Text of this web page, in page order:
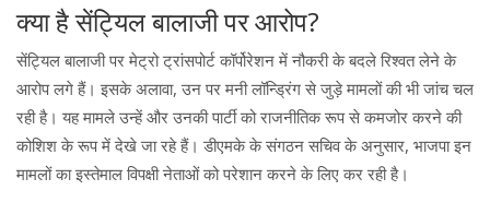
क्या है सेंट्यिल बालाजी पर आरोप?
सेंट्यिल बालाजी पर मेट्रो ट्रांसपोर्ट कॉर्पोरेशन में नौकरी के बदले रिश्वत लेने के
आरोप लगे हैं। इसके अलावा, उन पर मनी लॉन्ड्रिंग से जुड़े मामलों की भी जांच चल
रही है। यह मामले उन्हें और उनकी पार्टी को राजनीतिक रूप से कमजोर करने की
कोशिश के रूप में देखे जा रहे हैं। डीएमके के संगठन सचिव के अनुसार, भाजपा इन
मामलों का इस्तेमाल विपक्षी नेताओं को परेशान करने के लिए कर रही है।